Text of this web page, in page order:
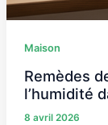
Maison
Remèdes
l’humidité
8 avril 2026
la